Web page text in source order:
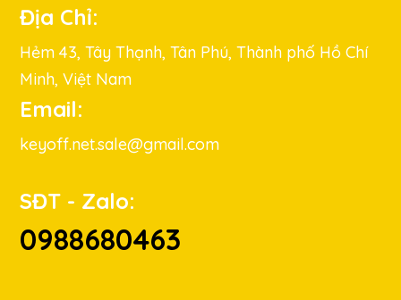
Địa Chỉ:
Hẻm 43, Tây Thạnh, Tân Phú, Thành phố Hồ Chí
Minh, Việt Nam
Email:
keyoff.net.sale@gmail.com
SĐT - Zalo:
0988680463